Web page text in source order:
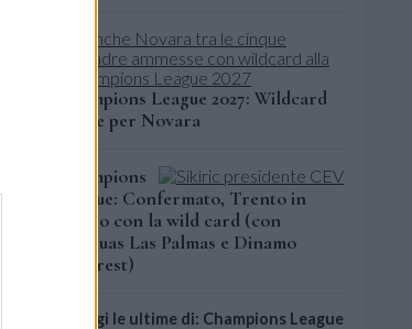
Champions League 2027: Wildcard
anche per Novara
Champions
League: Confermato, Trento in
campo con la wild card (con
Guaguas Las Palmas e Dinamo
Bucarest)
Leggi le ultime di: Champions League